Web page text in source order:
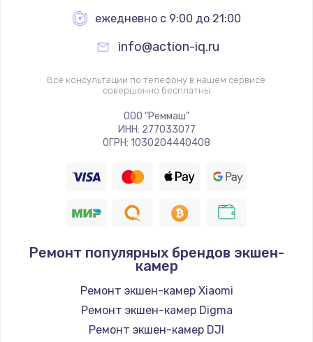
ежедневно с 9:00 до 21:00
info@action-iq.ru
Все консультации по телефону в нашем сервисе
совершенно бесплатны
ООО "Реммаш"
ИНН: 277033077
ОГРН: 1030204440408
Ремонт популярных брендов экшен-
камер
Ремонт экшен-камер Xiaomi
Ремонт экшен-камер Digma
Ремонт экшен-камер DJI